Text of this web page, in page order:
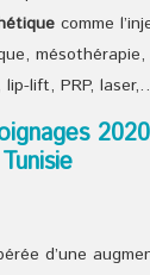
comme
lip-lift, PRP,
d’une